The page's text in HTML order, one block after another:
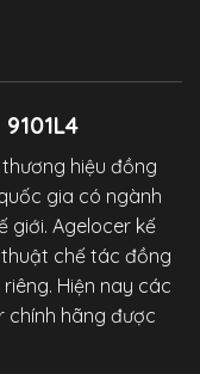
hiệu đồng
gia có ngành
giới. Agelocer kế
chế tác đồng
Hiện nay các
chính hãng được